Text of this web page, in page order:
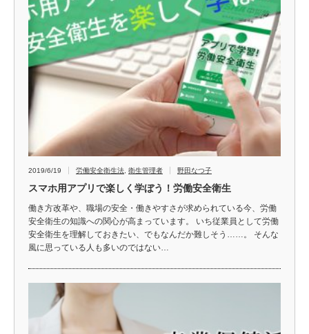
2019/6/19 労働安全衛生法 衛生管理者 野田なつ子
スマホ用アプリで楽しく学ぼう！労働安全衛生
働き方改革や、職場の安全・働きやすさが求められている今、労働
安全衛生の知識への関心が高まっています。 いち従業員として労働
安全衛生を理解しておきたい、でもなんだか難しそう……。 そんな
風に思っている人も多いのではない…